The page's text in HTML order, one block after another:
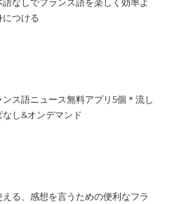
語なしでフランス語を楽しく効率よ
につける
ンス語ニュース無料アプリ5個＊流し
なし&オンデマンド
える、感想を言うための便利なフラ